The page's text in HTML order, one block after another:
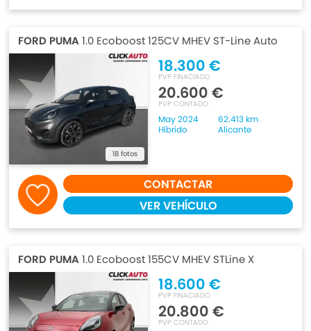
FORD PUMA1.0 Ecoboost 125CV MHEV ST-Line Auto
18 fotos
18.300 €
PVP FINACIADO
20.600 €
PVP CONTADO
May 2024
62.413 km
Híbrido
Alicante
CONTACTAR
VER VEHÍCULO
FORD PUMA1.0 Ecoboost 155CV MHEV STLine X
18.600 €
PVP FINACIADO
20.800 €
PVP CONTADO